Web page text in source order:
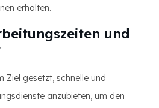
erhalten.
und
Ziel gesetzt, schnelle und
anzubieten, um den